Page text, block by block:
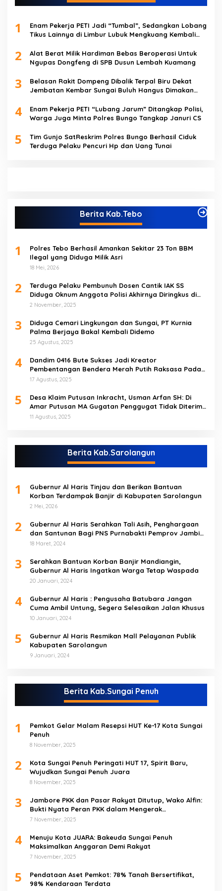
1
Enam Pekerja PETI Jadi “Tumbal”, Sedangkan Lobang
Tikus Lainnya di Limbur Lubuk Mengkuang Kembali
2
Alat Berat Milik Hardiman Bebas Beroperasi Untuk
Ngupas Dongfeng di SPB Dusun Lembah Kuamang
3
Belasan Rakit Dompeng Dibalik Terpal Biru Dekat
Jembatan Kembar Sungai Buluh Hangus Dimakan
4
Enam Pekerja PETI “Lubang Jarum” Ditangkap Polisi,
Warga Juga Minta Polres Bungo Tangkap Januri CS
5
Tim Gunjo SatReskrim Polres Bungo Berhasil Ciduk
Terduga Pelaku Pencuri Hp dan Uang Tunai
Berita Kab.Tebo
1
Polres Tebo Berhasil Amankan Sekitar 23 Ton BBM
Ilegal yang Diduga Milik Asri
18 Mei, 2026
2
Terduga Pelaku Pembunuh Dosen Cantik IAK SS
Diduga Oknum Anggota Polisi Akhirnya Diringkus di
Tebo Tengah
2 November, 2025
3
Diduga Cemari Lingkungan dan Sungai, PT Kurnia
Palma Berjaya Bakal Kembali Didemo
25 Agustus, 2025
4
Dandim 0416 Bute Sukses Jadi Kreator
Pembentangan Bendera Merah Putih Raksasa Pada
Peringatan HUT RI ke 80 di Tebo
17 Agustus, 2025
5
Desa Klaim Putusan Inkracht, Usman Arfan SH: Di
Amar Putusan MA Gugatan Penggugat Tidak Diterima
(NO)
11 Agustus, 2025
Berita Kab.Sarolangun
1
Gubernur Al Haris Tinjau dan Berikan Bantuan
Korban Terdampak Banjir di Kabupaten Sarolangun
2 Mei, 2026
2
Gubernur Al Haris Serahkan Tali Asih, Penghargaan
dan Santunan Bagi PNS Purnabakti Pemprov Jambi
Yang Berada di Sarolangun
18 Maret, 2024
3
Serahkan Bantuan Korban Banjir Mandiangin,
Gubernur Al Haris Ingatkan Warga Tetap Waspada
20 Januari, 2024
4
Gubernur Al Haris : Pengusaha Batubara Jangan
Cuma Ambil Untung, Segera Selesaikan Jalan Khusus
10 Januari, 2024
5
Gubernur Al Haris Resmikan Mall Pelayanan Publik
Kabupaten Sarolangun
9 Januari, 2024
Berita Kab.Sungai Penuh
1
Pemkot Gelar Malam Resepsi HUT Ke-17 Kota Sungai
Penuh
8 November, 2025
2
Kota Sungai Penuh Peringati HUT 17, Spirit Baru,
Wujudkan Sungai Penuh Juara
8 November, 2025
3
Jambore PKK dan Pasar Rakyat Ditutup, Wako Alfin:
Bukti Nyata Peran PKK dalam Mengerak
Perekonomian Masyarakat
7 November, 2025
4
Menuju Kota JUARA: Bakeuda Sungai Penuh
Maksimalkan Anggaran Demi Rakyat
7 November, 2025
5
Pendataan Aset Pemkot: 78% Tanah Bersertifikat,
98% Kendaraan Terdata